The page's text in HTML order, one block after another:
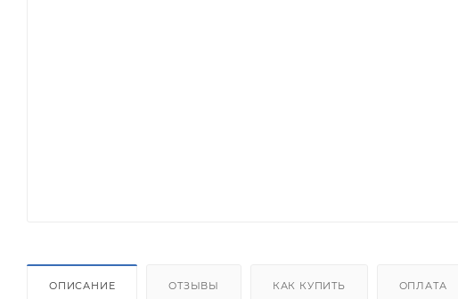
ОПИСАНИЕ ОТЗЫВЫ КАК КУПИТЬ ОПЛАТА